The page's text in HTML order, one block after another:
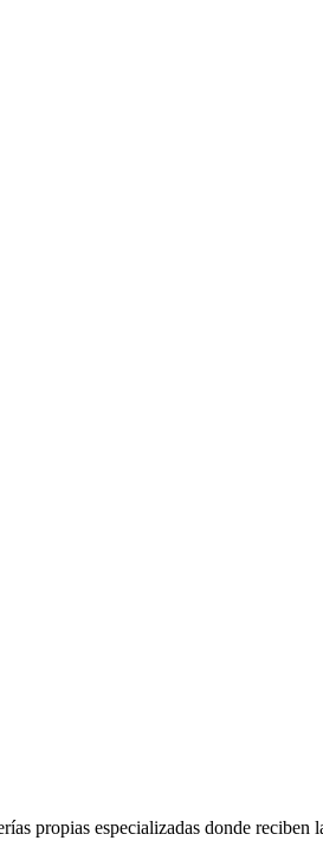
propias especializadas donde reciben